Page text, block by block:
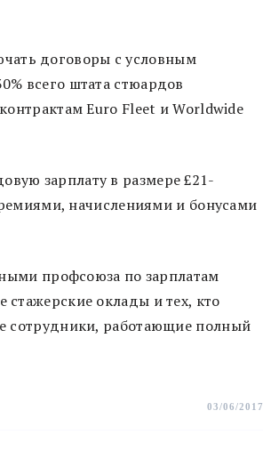
договоры с условным
всего штата стюардов
Euro Fleet и Worldwide
зарплату в размере £21-
начислениями и бонусами
профсоюза по зарплатам
оклады и тех, кто
сотрудники, работающие полный
03/06/2017